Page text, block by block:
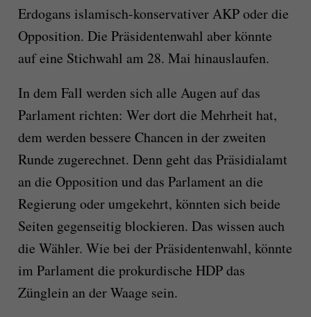
Erdogans islamisch-konservativer AKP oder die
Opposition. Die Präsidentenwahl aber könnte
auf eine Stichwahl am 28. Mai hinauslaufen.
In dem Fall werden sich alle Augen auf das
Parlament richten: Wer dort die Mehrheit hat,
dem werden bessere Chancen in der zweiten
Runde zugerechnet. Denn geht das Präsidialamt
an die Opposition und das Parlament an die
Regierung oder umgekehrt, könnten sich beide
Seiten gegenseitig blockieren. Das wissen auch
die Wähler. Wie bei der Präsidentenwahl, könnte
im Parlament die prokurdische HDP das
Zünglein an der Waage sein.